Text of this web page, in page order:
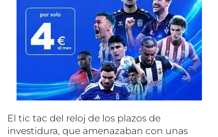
El tic tac del reloj de los plazos de
investidura, que amenazaban con unas